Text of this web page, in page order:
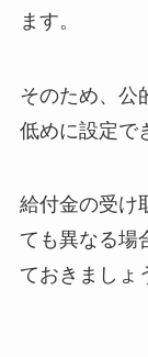
ます。
そのため、公
低めに設定で
給付金の受け
ても異なる場
ておきましょ